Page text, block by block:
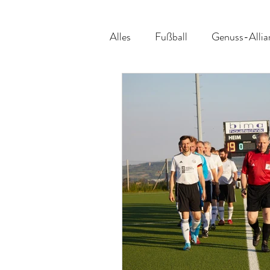
Alles Fußball Genuss-
Veranstaltungsvorschau